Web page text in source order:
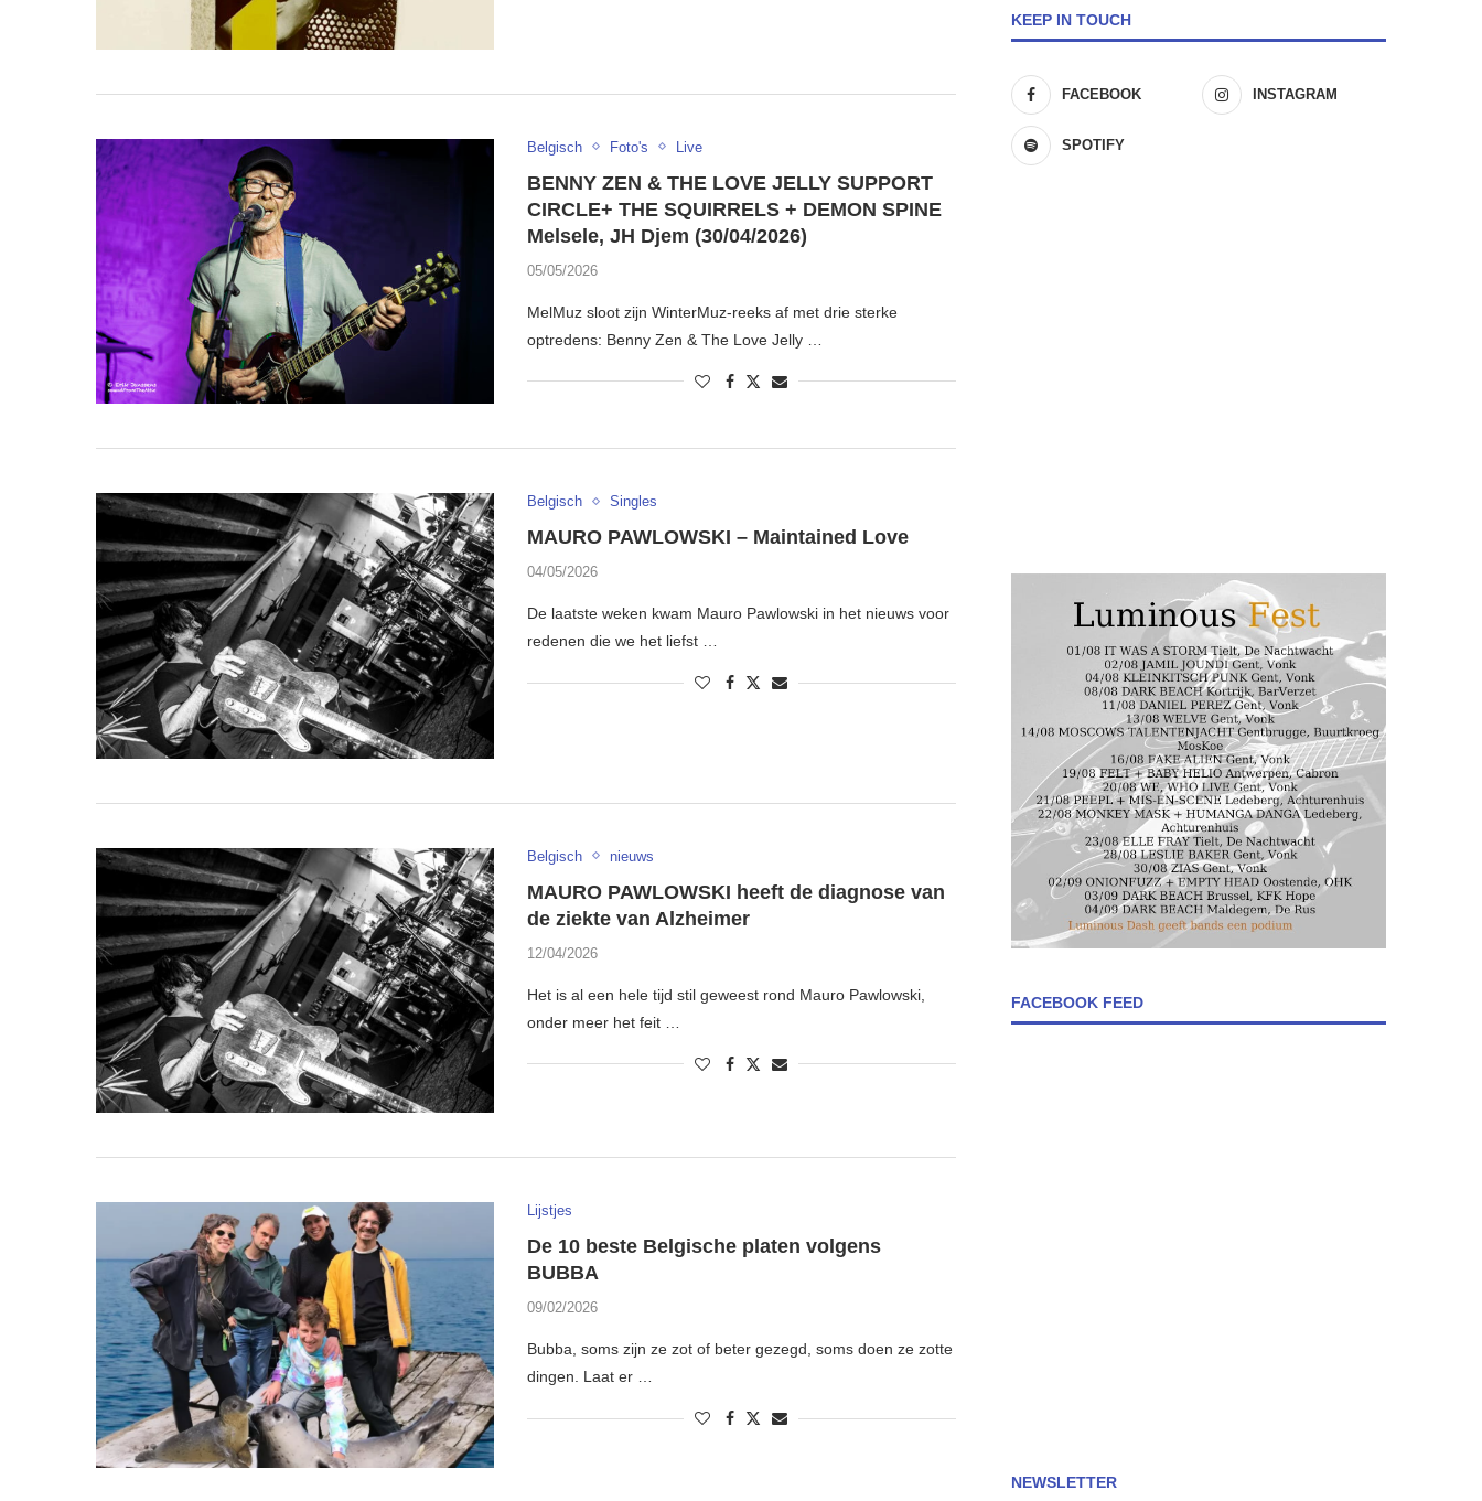
Belgisch Foto's Live
BENNY ZEN & THE LOVE JELLY SUPPORT
CIRCLE+ THE SQUIRRELS + DEMON SPINE
Melsele, JH Djem (30/04/2026)
05/05/2026
MelMuz sloot zijn WinterMuz-reeks af met drie sterke
optredens: Benny Zen & The Love Jelly …
Belgisch Singles
MAURO PAWLOWSKI – Maintained Love
04/05/2026
De laatste weken kwam Mauro Pawlowski in het nieuws voor
redenen die we het liefst …
Belgisch nieuws
MAURO PAWLOWSKI heeft de diagnose van
de ziekte van Alzheimer
12/04/2026
Het is al een hele tijd stil geweest rond Mauro Pawlowski,
onder meer het feit …
Lijstjes
De 10 beste Belgische platen volgens
BUBBA
09/02/2026
Bubba, soms zijn ze zot of beter gezegd, soms doen ze zotte
dingen. Laat er …
KEEP IN TOUCH
FACEBOOK INSTAGRAM
SPOTIFY
FACEBOOK FEED
NEWSLETTER